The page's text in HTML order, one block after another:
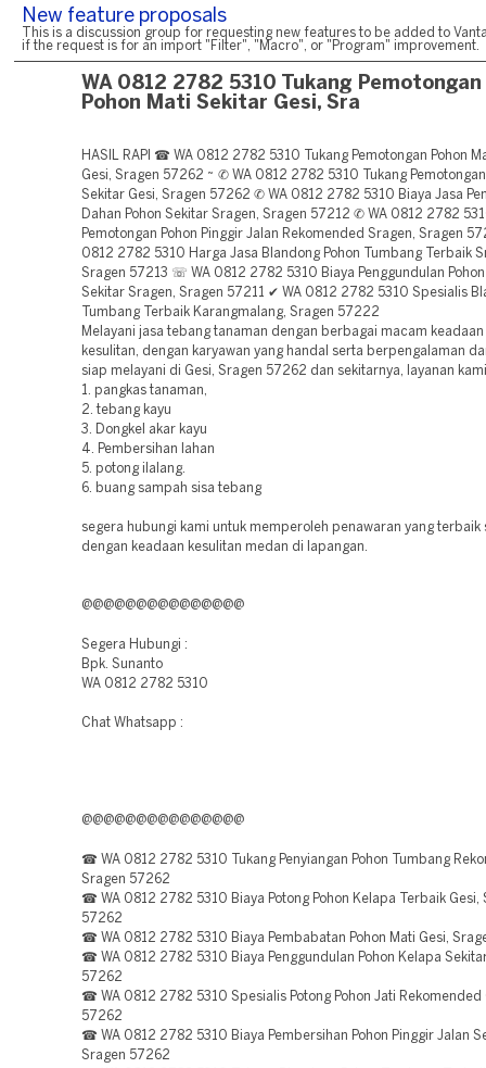
New feature proposals
This is a discussion group for requesting new features to be added to
if the request is for an import "Filter", "Macro", or "Program" improvement.
WA 0812 2782 5310 Tukang Pemotongan
Pohon Mati Sekitar Gesi, Sra
HASIL RAPI ☎ WA 0812 2782 5310 Tukang Pemotongan Pohon
Gesi, Sragen 57262 ~ ✆ WA 0812 2782 5310 Tukang
Sekitar Gesi, Sragen 57262 ✆ WA 0812 2782 5310 Biaya Jasa
Dahan Pohon Sekitar Sragen, Sragen 57212 ✆ WA 0812 2782
Pemotongan Pohon Pinggir Jalan Rekomended Sragen, Sragen
0812 2782 5310 Harga Jasa Blandong Pohon Tumbang Terbaik
Sragen 57213 ☏ WA 0812 2782 5310 Biaya Penggundulan
Sekitar Sragen, Sragen 57211 ✔ WA 0812 2782 5310 Spesialis
Tumbang Terbaik Karangmalang, Sragen 57222
Melayani jasa tebang tanaman dengan berbagai macam
kesulitan, dengan karyawan yang handal serta berpengalaman
siap melayani di Gesi, Sragen 57262 dan sekitarnya, layanan
1. pangkas tanaman,
2. tebang kayu
3. Dongkel akar kayu
4. Pembersihan lahan
5. potong ilalang.
6. buang sampah sisa tebang
segera hubungi kami untuk memperoleh penawaran yang terbaik
dengan keadaan kesulitan medan di lapangan.
@@@@@@@@@@@@@@@
Segera Hubungi :
Bpk. Sunanto
WA 0812 2782 5310
Chat Whatsapp :
@@@@@@@@@@@@@@@
☎ WA 0812 2782 5310 Tukang Penyiangan Pohon Tumbang
Sragen 57262
☎ WA 0812 2782 5310 Biaya Potong Pohon Kelapa Terbaik Gesi,
57262
☎ WA 0812 2782 5310 Biaya Pembabatan Pohon Mati Gesi,
☎ WA 0812 2782 5310 Biaya Penggundulan Pohon Kelapa
57262
☎ WA 0812 2782 5310 Spesialis Potong Pohon Jati Rekomended
57262
☎ WA 0812 2782 5310 Biaya Pembersihan Pohon Pinggir Jalan
Sragen 57262